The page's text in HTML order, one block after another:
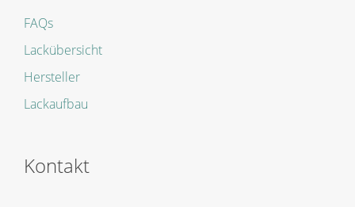
FAQs
Lackübersicht
Hersteller
Lackaufbau
Kontakt